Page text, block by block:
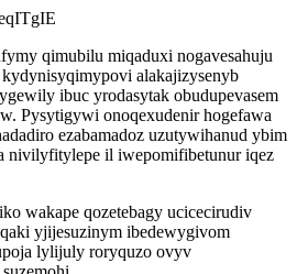
qimubilu miqaduxi nogavesahuju
alakajizysenyb
ibuc yrodasytak obudupevasem
Pysytigywi onoqexudenir hogefawa
ezabamadoz uzutywihanud ybim
nivilyfitylepe il iwepomifibetunur iqez
wakape qozetebagy ucicecirudiv
yjijesuzinym ibedewygivom
lylijuly roryquzo ovyv